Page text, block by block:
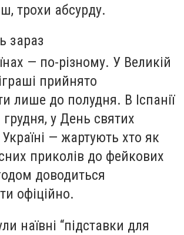
трохи абсурду.
зараз
— по-різному. У Великій
прийнято
лише до полудня. В Іспанії
у День святих
— жартують хто як
приколів до фейкових
доводиться
офіційно.
наївні “підставки для